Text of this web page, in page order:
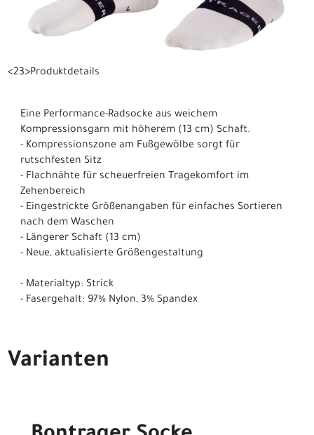
<23>Produktdetails
Eine Performance-Radsocke aus weichem
Kompressionsgarn mit höherem (13 cm) Schaft.
- Kompressionszone am Fußgewölbe sorgt für
rutschfesten Sitz
- Flachnähte für scheuerfreien Tragekomfort im
Zehenbereich
- Eingestrickte Größenangaben für einfaches Sortieren
nach dem Waschen
- Längerer Schaft (13 cm)
- Neue, aktualisierte Größengestaltung
- Materialtyp: Strick
- Fasergehalt: 97% Nylon, 3% Spandex
Varianten